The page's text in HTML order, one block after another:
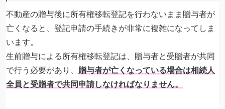
不動産の贈与後に所有権移転登記を行わないまま贈与者が
亡くなると、登記申請の手続きが非常に複雑になってしま
います。
生前贈与による所有権移転登記は、贈与者と受贈者が共同
で行う必要があり、 贈与者が亡くなっている場合は相続人
全員と受贈者で共同申請しなければなりません。